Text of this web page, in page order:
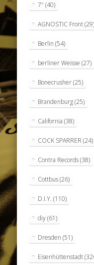
7" (40)
AGNOSTIC Front(29)
Berlin (54)
berliner Weisse (27)
Bonecrusher(25)
Brandenburg(25)
California (38)
COCK SPARRER (24)
Contra Records(38)
Cottbus(26)
D.I.Y. (110)
diy(61)
Dresden (51)
Eisenhüttenstadt